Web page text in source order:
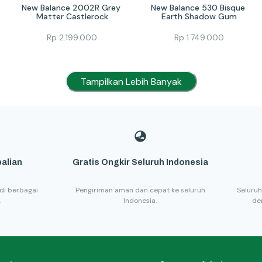
New Balance 2002R Grey
Matter Castlerock
Rp 2.199.000
New Balance 530 Bisque
Earth Shadow Gum
Rp1.749.000
Tampilkan Lebih Banyak
berbagai
Gratis Ongkir Seluruh Indonesia
Pengiriman aman dan cepat ke seluruh
Indonesia.